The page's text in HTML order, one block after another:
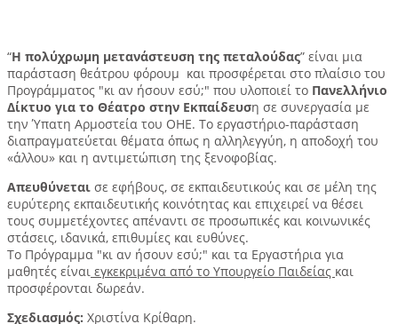
“Η πολύχρωμη μετανάστευση της πεταλούδας” είναι μια
παράσταση θεάτρου φόρουμ και προσφέρεται στο πλαίσιο του
Προγράμματος "κι αν ήσουν εσύ;" που υλοποιεί το Πανελλήνιο
Δίκτυο για το Θέατρο στην Εκπαίδευση σε συνεργασία με
την Ύπατη Αρμοστεία του ΟΗΕ. Το εργαστήριο-παράσταση
διαπραγματεύεται θέματα όπως η αλληλεγγύη, η αποδοχή του
«άλλου» και η αντιμετώπιση της ξενοφοβίας. ​
Απευθύνεται σε εφήβους, σε εκπαιδευτικούς και σε μέλη της
ευρύτερης εκπαιδευτικής κοινότητας και επιχειρεί να θέσει
τους συμμετέχοντες απέναντι σε προσωπικές και κοινωνικές
στάσεις, ιδανικά, επιθυμίες και ευθύνες.
Το Πρόγραμμα "κι αν ήσουν εσύ;" και τα Εργαστήρια για
μαθητές είναι εγκεκριμένα από το Υπουργείο Παιδείας και
προσφέρονται δωρεάν.
Σχεδιασμός: Χριστίνα Κρίθαρη.